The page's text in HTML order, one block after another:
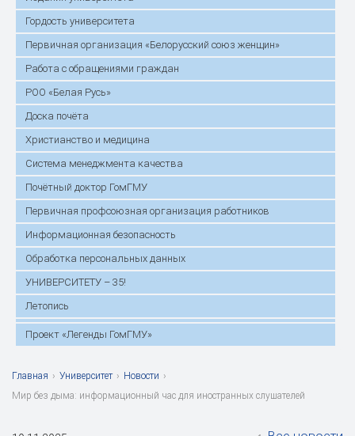
Гордость университета
Первичная организация «Белорусский союз женщин»
Работа с обращениями граждан
РОО «Белая Русь»
Доска почёта
Христианство и медицина
Система менеджмента качества
Почётный доктор ГомГМУ
Первичная профсоюзная организация работников
Информационная безопасность
Обработка персональных данных
УНИВЕРСИТЕТУ – 35!
Летопись
Проект «Легенды ГомГМУ»
Главная › Университет › Новости ›
Мир без дыма: информационный час для иностранных слушателей